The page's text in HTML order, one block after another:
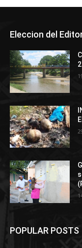
Eleccion del
POPULAR POSTS